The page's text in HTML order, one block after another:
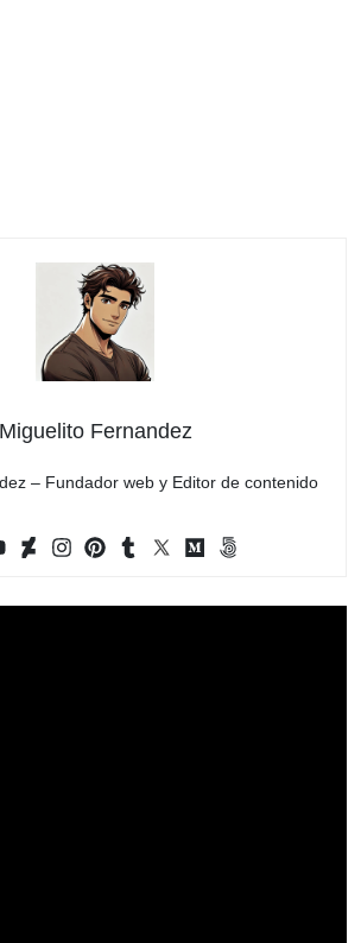
Miguelito Fernandez
– Fundador web y Editor de contenido